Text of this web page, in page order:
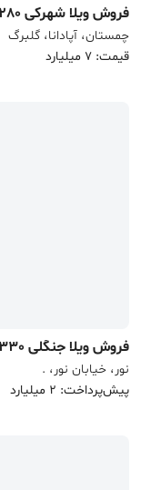
فروش ویلا شهرکی 280 متری
چمستان، آپادانا، گلبرگ
قیمت: 7 میلیارد
فروش ویلا جنگلی 330 متری
نور، خیابان نور، .
پیش‌پرداخت: 2 میلیارد